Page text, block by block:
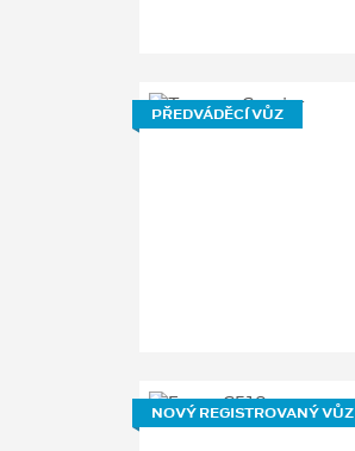
PŘEDVÁDĚCÍ VŮZ
NOVÝ REGISTROVANÝ VŮZ